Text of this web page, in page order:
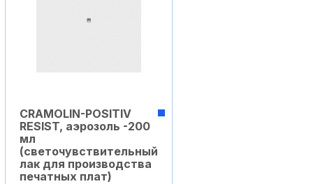
CRAMOLIN-POSITIV
RESIST, аэрозоль -200
мл
(светочувствительный
лак для производства
печатных плат)